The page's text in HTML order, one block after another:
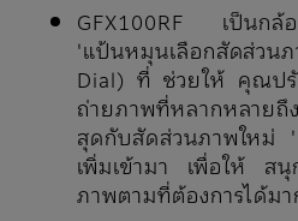
GFX100RF เป็นกล้
'แป้นหมุนเลือกสัดส่ว
Dial) ที่ ช่วยให้ คุณป
ถ่ายภาพที่หลากหลาย
สุดกับสัดส่วนภาพให
เพิ่มเข้ามา เพื่อให้ สนุ
ภาพตามที่ต้องการได้ม